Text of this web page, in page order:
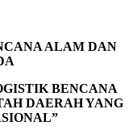
ALAM DAN
BENCANA
DAERAH YANG